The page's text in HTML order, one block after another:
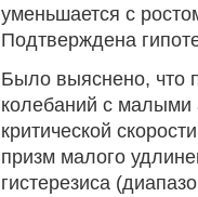
уменьшается с
Подтверждена
Было выяснено, что
колебаний с
критической
призм малого
гистерезиса